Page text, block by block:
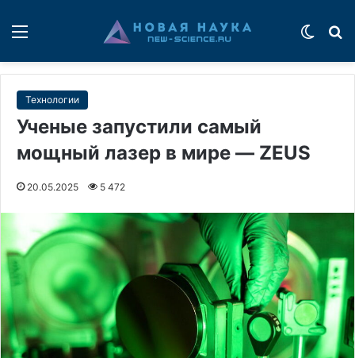
Технологии
Ученые запустили самый
мощный лазер в мире — ZEUS
20.05.2025 5 472